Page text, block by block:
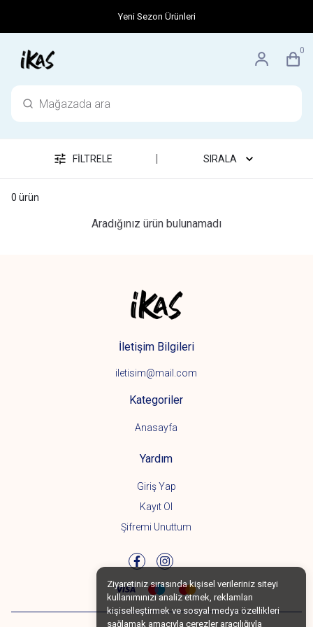
Yeni Sezon Ürünleri
0
Ziyaretiniz sırasında kişisel verileriniz siteyi
kullanımınızı analiz etmek, reklamları
kişiselleştirmek ve sosyal medya özellikleri
sağlamak amacıyla çerezler aracılığıyla
FİLTRELE | SIRALA
0 ürün
Aradığınız ürün bulunamadı
Kategoriler
Anasayfa
İletişim Bilgileri
iletisim@mail.com
Yardım
Giriş Yap
Kayıt Ol
Şifremi Unuttum